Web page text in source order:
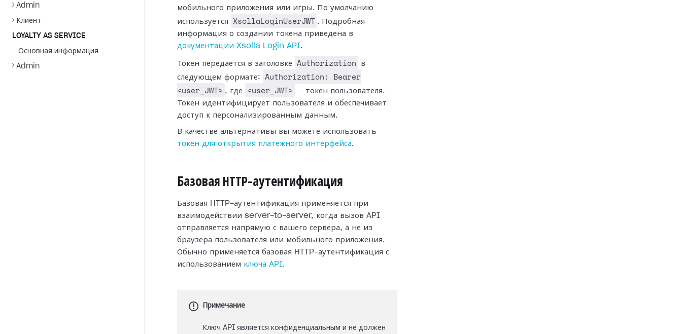
Admin
Клиент
LOYALTY AS SERVICE
Основная информация
Admin
мобильного приложения или игры. По умолчанию
используется
XsollaLoginUserJWT . Подробная
информация о создании токена приведена в
документации Xsolla Login API.
Токен передается в заголовке Authorization
в
следующем формате:
Authorization: Bearer
<user_JWT> , где <user_JWT>
— токен пользователя.
Токен идентифицирует пользователя и обеспечивает
доступ к персонализированным данным.
В качестве альтернативы вы можете использовать
токен для открытия платежного интерфейса.
Базовая HTTP-аутентификация
Базовая HTTP-аутентификация применяется при
взаимодействии server-to-server, когда вызов API
отправляется напрямую с вашего сервера, а не из
браузера пользователя или мобильного приложения.
Обычно применяется базовая HTTP-аутентификация с
использованием ключа API.
Примечание
Ключ API является конфиденциальным и не должен